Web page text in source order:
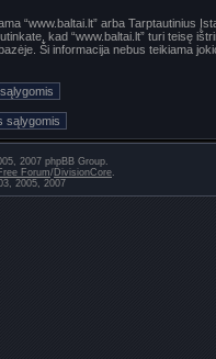
“www.baltai.lt” arba Tarptautinius
kad “www.baltai.lt” turi teisę
Ši informacija nebus teikiama
2007 phpBB Group.
Forum/DivisionCore.
2005, 2007